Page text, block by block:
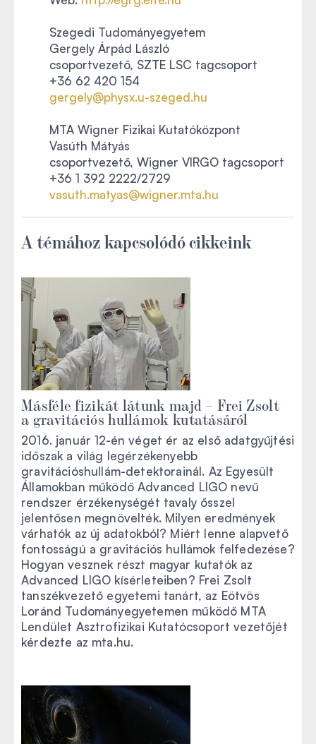
Szegedi Tudományegyetem
Gergely Árpád László
csoportvezető, SZTE LSC tagcsoport
+36 62 420 154
gergely@physx.u-szeged.hu
MTA Wigner Fizikai Kutatóközpont
Vasúth Mátyás
csoportvezető, Wigner VIRGO tagcsoport
+36 1 392 2222/2729
vasuth.matyas@wigner.mta.hu
A témához kapcsolódó cikkeink
Másféle fizikát látunk majd – Frei Zsolt
a gravitációs hullámok kutatásáról
2016. január 12-én véget ér az első adatgyűjtési
időszak a világ legérzékenyebb
gravitációshullám-detektorainál. Az Egyesült
Államokban működő Advanced LIGO nevű
rendszer érzékenységét tavaly ősszel
jelentősen megnövelték. Milyen eredmények
várhatók az új adatokból? Miért lenne alapvető
fontosságú a gravitációs hullámok felfedezése?
Hogyan vesznek részt magyar kutatók az
Advanced LIGO kísérleteiben? Frei Zsolt
tanszékvezető egyetemi tanárt, az Eötvös
Loránd Tudományegyetemen működő MTA
Lendület Asztrofizikai Kutatócsoport vezetőjét
kérdezte az mta.hu.